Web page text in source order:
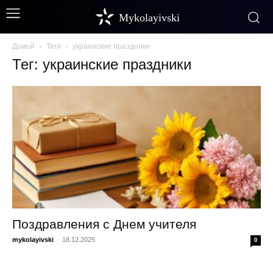
Mykolayivski
Домой Теги украинские праздники
Тег: украинские праздники
Поздравления с Днем учителя
mykolayivski - 18.12.2025 0